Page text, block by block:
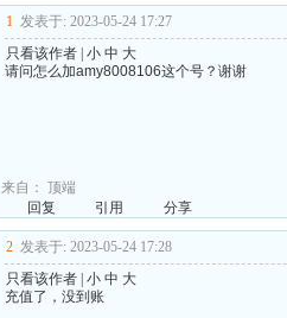
1 发表于: 2023-05-24 17:27
只看该作者 小 中 大
请问怎么加amy8008106这个号？谢谢
来自： 顶端
回复
引用 分享
2 发表于: 2023-05-24 17:28
只看该作者 小 中 大
充值了，没到账